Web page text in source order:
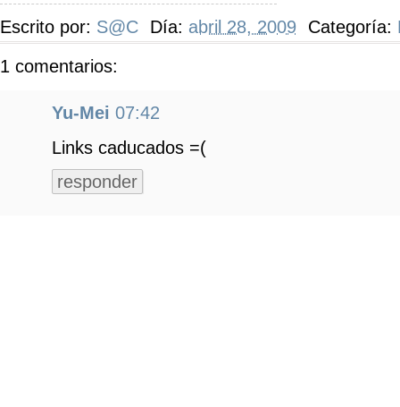
Escrito por: S@C Día: abril 28, 2009 Categoría:
1 comentarios:
Yu-Mei 07:42
Links caducados =(
responder